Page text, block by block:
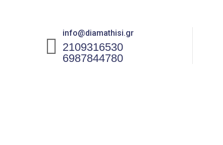
info@diamathisi.gr
2109316530
6987844780